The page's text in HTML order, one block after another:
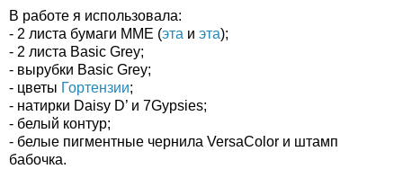
В работе я использовала:
- 2 листа бумаги ММЕ (эта и эта);
- 2 листа Basic Grey;
- вырубки Basic Grey;
- цветы Гортензии;
- натирки Daisy D’ и 7Gypsies;
- белый контур;
- белые пигментные чернила VersaColor и штамп
бабочка.